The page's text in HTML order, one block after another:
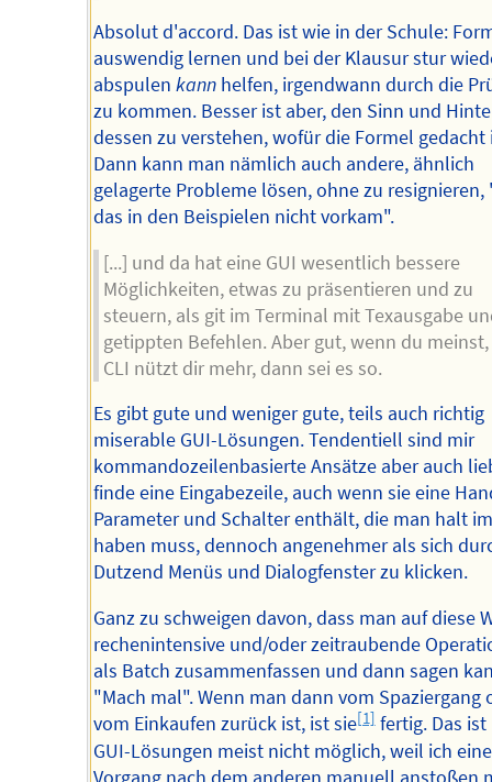
Absolut d'accord. Das ist wie in der Schule:
auswendig lernen und bei der Klausur stur
abspulen kannhelfen, irgendwann durch die
zu kommen. Besser ist aber, den Sinn und
dessen zu verstehen, wofür die Formel gedacht
Dann kann man nämlich auch andere, ähnlich
gelagerte Probleme lösen, ohne zu resignieren,
das in den Beispielen nicht vorkam".
[...] und da hat eine GUI wesentlich bessere
Möglichkeiten, etwas zu präsentieren und zu
steuern, als git im Terminal mit Texausgabe
getippten Befehlen. Aber gut, wenn du
CLI nützt dir mehr, dann sei es so.
Es gibt gute und weniger gute, teils auch richtig
miserable GUI-Lösungen. Tendentiell sind mir
kommandozeilenbasierte Ansätze aber auch
finde eine Eingabezeile, auch wenn sie eine
Parameter und Schalter enthält, die man halt
haben muss, dennoch angenehmer als sich
Dutzend Menüs und Dialogfenster zu klicken.
Ganz zu schweigen davon, dass man auf diese
rechenintensive und/oder zeitraubende
als Batch zusammenfassen und dann sagen
"Mach mal". Wenn man dann vom Spaziergang
vom Einkaufen zurück ist, ist sie[1]fertig. Das ist
GUI-Lösungen meist nicht möglich, weil ich